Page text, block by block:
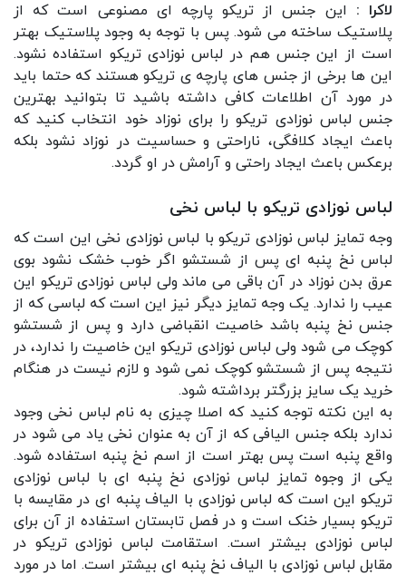
لاکرا : این جنس از تریکو پارچه ای مصنوعی است که از
پلاستیک ساخته می شود. پس با توجه به وجود پلاستیک بهتر
است از این جنس هم در لباس نوزادی تریکو استفاده نشود.
این ها برخی از جنس های پارچه ی تریکو هستند که حتما باید
در مورد آن اطلاعات کافی داشته باشید تا بتوانید بهترین
جنس لباس نوزادی تریکو را برای نوزاد خود انتخاب کنید که
باعث ایجاد کلافگی، ناراحتی و حساسیت در نوزاد نشود بلکه
برعکس باعث ایجاد راحتی و آرامش در او گردد.
لباس نوزادی تریکو با لباس نخی
وجه تمایز لباس نوزادی تریکو با لباس نوزادی نخی این است که
لباس نخ پنبه ای پس از شستشو اگر خوب خشک نشود بوی
عرق بدن نوزاد در آن باقی می ماند ولی لباس نوزادی تریکو این
عیب را ندارد. یک وجه تمایز دیگر نیز این است که لباسی که از
جنس نخ پنبه باشد خاصیت انقباضی دارد و پس از شستشو
کوچک می شود ولی لباس نوزادی تریکو این خاصیت را ندارد، در
نتیجه پس از شستشو کوچک نمی شود و لازم نیست در هنگام
خرید یک سایز بزرگتر برداشته شود.
به این نکته توجه کنید که اصلا چیزی به نام لباس نخی وجود
ندارد بلکه جنس الیافی که از آن به عنوان نخی یاد می شود در
واقع پنبه است پس بهتر است از اسم نخ پنبه استفاده شود.
یکی از وجوه تمایز لباس نوزادی نخ پنبه ای با لباس نوزادی
تریکو این است که لباس نوزادی با الیاف پنبه ای در مقایسه با
تریکو بسیار خنک است و در فصل تابستان استفاده از آن برای
لباس نوزادی بیشتر است. استقامت لباس نوزادی تریکو در
مقابل لباس نوزادی با الیاف نخ پنبه ای بیشتر است. اما در مورد